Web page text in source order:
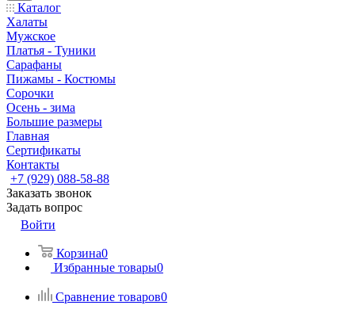
Каталог
Халаты
Мужское
Платья - Туники
Сарафаны
Пижамы - Костюмы
Сорочки
Oсень - зима
Большие размеры
Главная
Сертификаты
Контакты
+7 (929) 088-58-88
Заказать звонок
Задать вопрос
Войти
Корзина0
Избранные товары0
Сравнение товаров0